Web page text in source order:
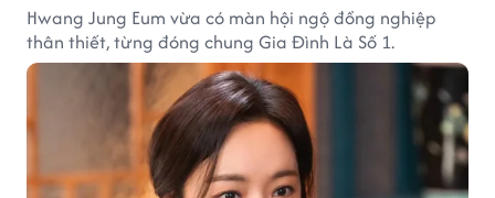
Hwang Jung Eum vừa có màn hội ngộ đồng nghiệp
thân thiết, từng đóng chung Gia Đình Là Số 1.